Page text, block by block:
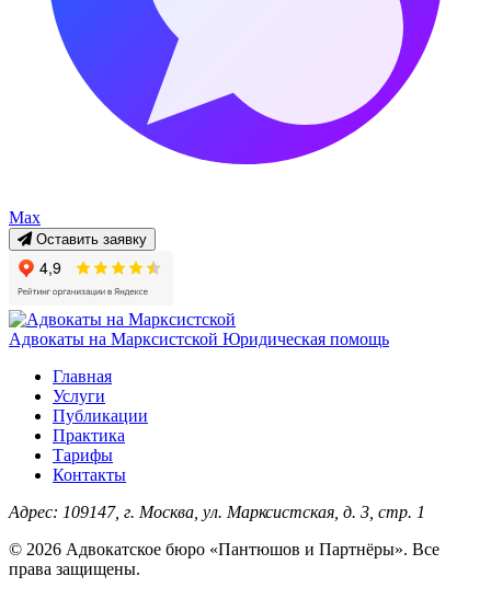
Max
Оставить заявку
Адвокаты на Марксистской Юридическая помощь
Главная
Услуги
Публикации
Практика
Тарифы
Контакты
Адрес: 109147, г. Москва, ул. Марксистская, д. 3, стр. 1
© 2026 Адвокатское бюро «Пантюшов и Партнёры». Все
права защищены.